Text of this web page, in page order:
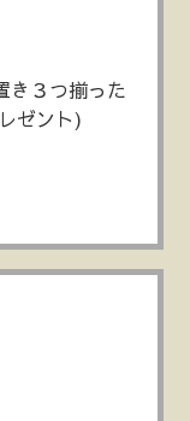
き３つ揃った
ゼント)